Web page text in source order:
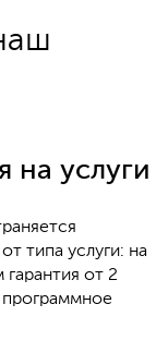
на услуги
типа услуги: на
от 2
программное